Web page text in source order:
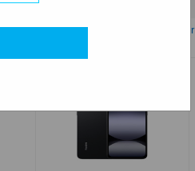
« anterior